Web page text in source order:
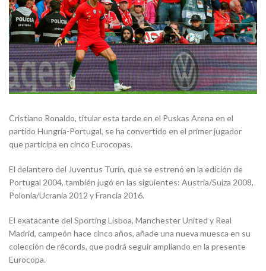
Cristiano Ronaldo, titular esta tarde en el Puskas Arena en el
partido Hungría-Portugal, se ha convertido en el primer jugador
que participa en cinco Eurocopas.
El delantero del Juventus Turín, que se estrenó en la edición de
Portugal 2004, también jugó en las siguientes: Austria/Suiza 2008,
Polonia/Ucrania 2012 y Francia 2016.
El exatacante del Sporting Lisboa, Manchester United y Real
Madrid, campeón hace cinco años, añade una nueva muesca en su
colección de récords, que podrá seguir ampliando en la presente
Eurocopa.